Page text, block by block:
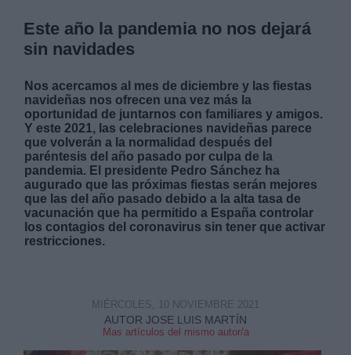
Este año la pandemia no nos dejará
sin navidades
Nos acercamos al mes de diciembre y las fiestas
navideñas nos ofrecen una vez más la
oportunidad de juntarnos con familiares y amigos.
Y este 2021, las celebraciones navideñas parece
que volverán a la normalidad después del
paréntesis del año pasado por culpa de la
pandemia. El presidente Pedro Sánchez ha
augurado que las próximas fiestas serán mejores
que las del año pasado debido a la alta tasa de
vacunación que ha permitido a España controlar
los contagios del coronavirus sin tener que activar
restricciones.
AUTOR JOSE LUIS MARTÍN
Mas artículos del mismo autor/a
MIÉRCOLES, 10 NOVIEMBRE 2021